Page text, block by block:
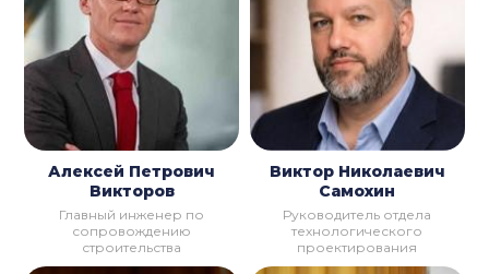
Алексей Петрович
Викторов
Главный инженер по
сопровождению
строительства
Виктор Николаевич
Самохин
Руководитель отдела
технологического
проектирования